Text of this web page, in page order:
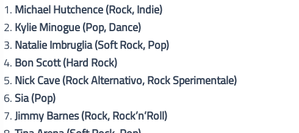
Michael Hutchence (Rock, Indie)
Kylie Minogue (Pop, Dance)
Natalie Imbruglia (Soft Rock, Pop)
Bon Scott (Hard Rock)
Nick Cave (Rock Alternativo, Rock Sperimentale)
Sia (Pop)
Jimmy Barnes (Rock, Rock’n’Roll)